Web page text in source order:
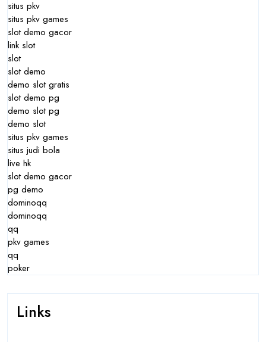
situs pkv
situs pkv games
slot demo gacor
link slot
slot
slot demo
demo slot gratis
slot demo pg
demo slot pg
demo slot
situs pkv games
situs judi bola
live hk
slot demo gacor
pg demo
dominoqq
dominoqq
qq
pkv games
qq
poker
Links